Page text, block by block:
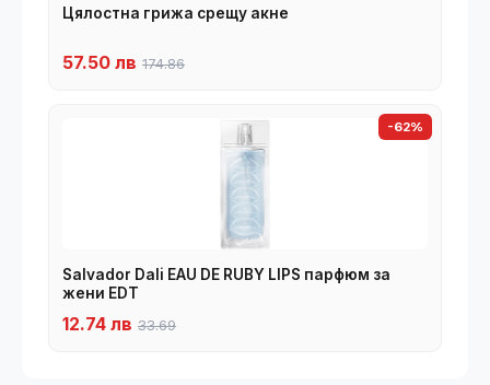
Цялостна грижа срещу акне
57.50 лв 174.86
-62%
Salvador Dali EAU DE RUBY LIPS парфюм за
жени EDT
12.74 лв 33.69